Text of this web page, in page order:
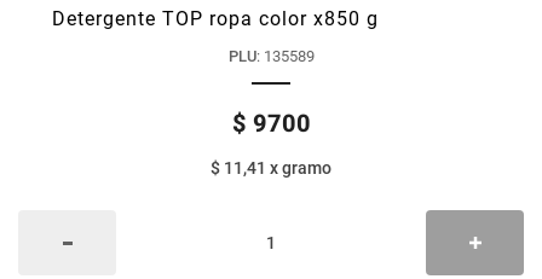
Detergente TOP ropa color x850 g
PLU: 135589
$ 9700
$ 11,41 xgramo